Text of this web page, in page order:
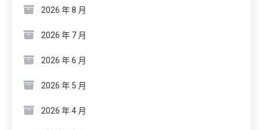
2026 年 8 月
2026 年 7 月
2026 年 6 月
2026 年 5 月
2026 年 4 月